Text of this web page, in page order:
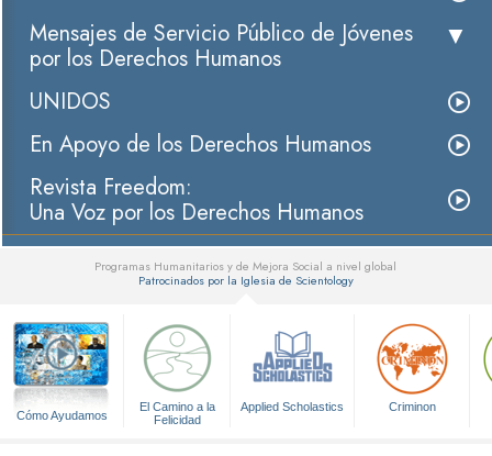
Mensajes de Servicio Público de Jóvenes
por los Derechos Humanos
UNIDOS
En Apoyo de los Derechos Humanos
Revista Freedom:
Una Voz por los Derechos Humanos
Programas Humanitarios y de Mejora Social a nivel global
Patrocinados por la Iglesia de Scientology
Cómo Ayudamos
El Camino a la
Felicidad
Applied Scholastics Criminon